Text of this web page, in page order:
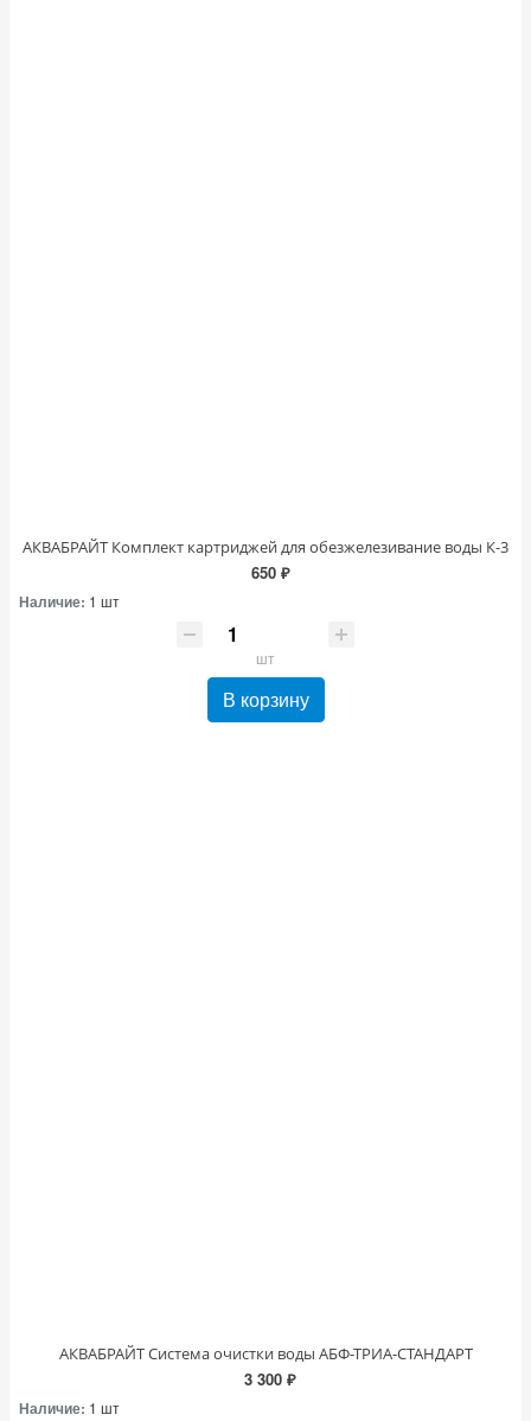
АКВАБРАЙТ Комплект картриджей для обезжелезивание воды К-3
650 ₽
Наличие: 1 шт
шт
В корзину
АКВАБРАЙТ Система очистки воды АБФ-ТРИА-СТАНДАРТ
3 300 ₽
Наличие: 1 шт